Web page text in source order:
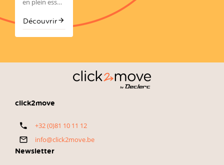
orientées vers
la fiabilité, la
exactement
ce que
recherchent
directe et
acheter
avec
click2move
en plein essor,
650.000
Belges
achetant
d’occasion.
budget,
simplicité des
démarches
administratives.
Découvrir
Newsletter
click2move
+32 (0)81 10 11 12
info@click2move.be